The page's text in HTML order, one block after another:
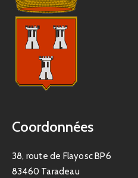
Coordonnées
38, route de Flayosc BP6
83460 Taradeau